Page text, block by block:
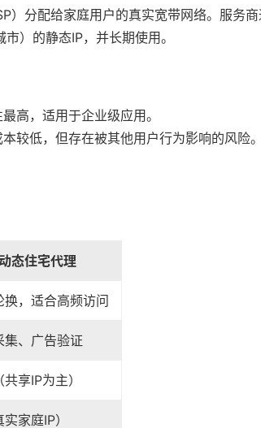
）分配给家庭用户的真实宽带网络。服务
）的静态IP，并长期使用。
高，适用于企业级应用。
较低，但存在被其他用户行为影响的风险。
态住宅代理
换，适合高频访问
集、广告验证
享IP为主）
家庭IP）